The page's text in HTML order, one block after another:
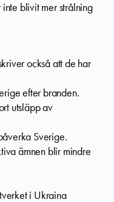
blivit mer strålning
också att de har
efter branden.
utsläpp av
Sverige.
ämnen blir mindre
i Ukraina